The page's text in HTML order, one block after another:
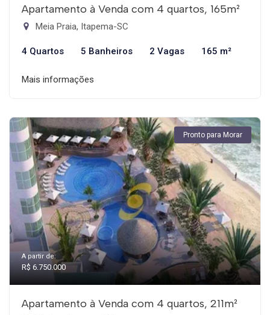
Apartamento à Venda com 4 quartos, 165m²
Meia Praia, Itapema-SC
4 Quartos 5 Banheiros 2 Vagas 165 m²
Mais informações
Pronto para Morar
A partir de:
R$ 6.750.000
Apartamento à Venda com 4 quartos, 211m²